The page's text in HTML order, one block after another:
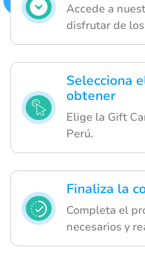
Accede a
disfrutar de
Selecciona
obtener
Elige la Gift
Perú.
Finaliza la
Completa el
necesarios y